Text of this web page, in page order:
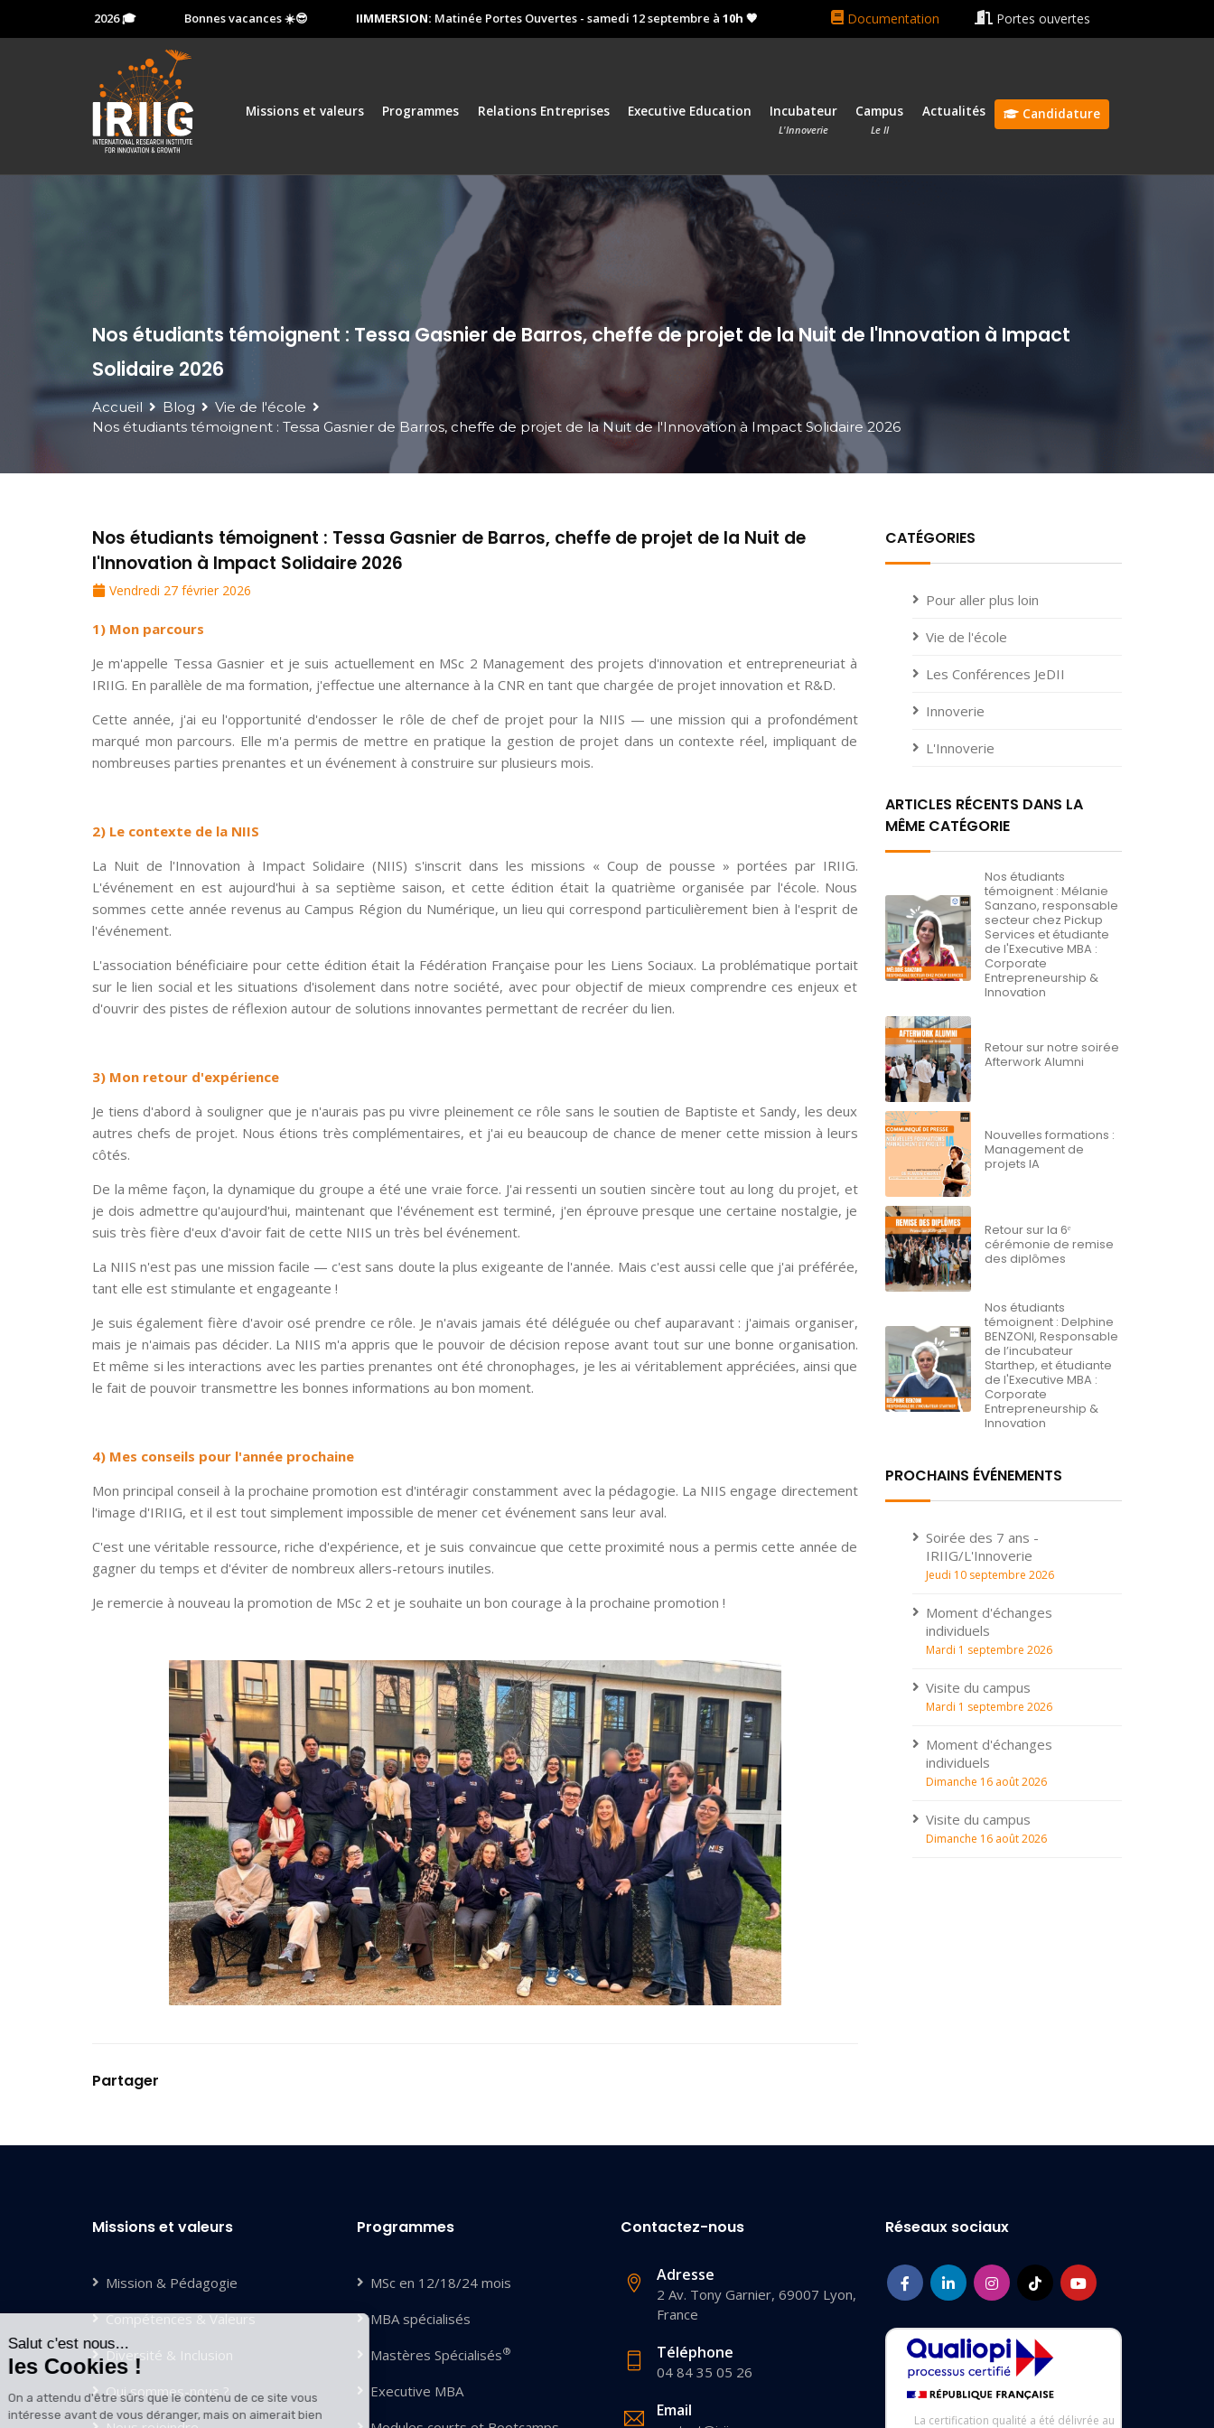
Salut c'est nous...
les Cookies !
contenu de ce site vous intéresse
avant de vous déranger, mais on aimerait bien vous
octobre 2026 🎓 Bonnes vacances ☀️😎 IIMMERSION:Matinée Portes Ouvertes - samedi 12 septembre à10h 🧡 Prochain rentrée le 13 octobre 2026 🎓 Bonnes vacances ☀️😎
Documentation Portes ouvertes
Missions et valeurs Programmes Relations Entreprises Executive Education Incubateur
L'Innoverie
Campus
Le II
Actualités Candidature
Nos étudiants témoignent : Tessa Gasnier de Barros, cheffe de projet de la Nuit de l'Innovation à Impact
Solidaire 2026
Accueil Blog
Vie de l'école
Nos étudiants témoignent : Tessa Gasnier de Barros, cheffe de projet de la Nuit de l'Innovation à Impact Solidaire 2026
Nos étudiants témoignent : Tessa Gasnier de Barros, cheffe de projet de la Nuit de
l'Innovation à Impact Solidaire 2026
Vendredi 27 février 2026
1) Mon parcours
Je m'appelle Tessa Gasnier et je suis actuellement en MSc 2 Management des projets d'innovation et entrepreneuriat à
IRIIG. En parallèle de ma formation, j'effectue une alternance à la CNR en tant que chargée de projet innovation et R&D.
Cette année, j'ai eu l'opportunité d'endosser le rôle de chef de projet pour la NIIS — une mission qui a profondément
marqué mon parcours. Elle m'a permis de mettre en pratique la gestion de projet dans un contexte réel, impliquant de
nombreuses parties prenantes et un événement à construire sur plusieurs mois.
2) Le contexte de la NIIS
La Nuit de l'Innovation à Impact Solidaire (NIIS) s'inscrit dans les missions « Coup de pousse » portées par IRIIG.
L'événement en est aujourd'hui à sa septième saison, et cette édition était la quatrième organisée par l'école. Nous
sommes cette année revenus au Campus Région du Numérique, un lieu qui correspond particulièrement bien à l'esprit de
l'événement.
L'association bénéficiaire pour cette édition était la Fédération Française pour les Liens Sociaux. La problématique portait
sur le lien social et les situations d'isolement dans notre société, avec pour objectif de mieux comprendre ces enjeux et
d'ouvrir des pistes de réflexion autour de solutions innovantes permettant de recréer du lien.
3) Mon retour d'expérience
Je tiens d'abord à souligner que je n'aurais pas pu vivre pleinement ce rôle sans le soutien de Baptiste et Sandy, les deux
autres chefs de projet. Nous étions très complémentaires, et j'ai eu beaucoup de chance de mener cette mission à leurs
côtés.
De la même façon, la dynamique du groupe a été une vraie force. J'ai ressenti un soutien sincère tout au long du projet, et
je dois admettre qu'aujourd'hui, maintenant que l'événement est terminé, j'en éprouve presque une certaine nostalgie, je
suis très fière d'eux d'avoir fait de cette NIIS un très bel événement.
La NIIS n'est pas une mission facile — c'est sans doute la plus exigeante de l'année. Mais c'est aussi celle que j'ai préférée,
tant elle est stimulante et engageante !
Je suis également fière d'avoir osé prendre ce rôle. Je n'avais jamais été déléguée ou chef auparavant : j'aimais organiser,
mais je n'aimais pas décider. La NIIS m'a appris que le pouvoir de décision repose avant tout sur une bonne organisation.
Et même si les interactions avec les parties prenantes ont été chronophages, je les ai véritablement appréciées, ainsi que
le fait de pouvoir transmettre les bonnes informations au bon moment.
4) Mes conseils pour l'année prochaine
Mon principal conseil à la prochaine promotion est d'intéragir constamment avec la pédagogie. La NIIS engage directement
l'image d'IRIIG, et il est tout simplement impossible de mener cet événement sans leur aval.
C'est une véritable ressource, riche d'expérience, et je suis convaincue que cette proximité nous a permis cette année de
gagner du temps et d'éviter de nombreux allers-retours inutiles.
Je remercie à nouveau la promotion de MSc 2 et je souhaite un bon courage à la prochaine promotion !
Partager
CATÉGORIES
Pour aller plus loin
Vie de l'école
Les Conférences JeDII
Innoverie
L'Innoverie
ARTICLES RÉCENTS DANS LA
MÊME CATÉGORIE
Nos étudiants
témoignent : Mélanie
Sanzano, responsable
secteur chez Pickup
Services et étudiante
de l'Executive MBA :
Corporate
Entrepreneurship &
Innovation
Retour sur notre soirée
Afterwork Alumni
Nouvelles formations :
Management de
projets IA
Retour sur la 6ᵉ
cérémonie de remise
des diplômes
Nos étudiants
témoignent : Delphine
BENZONI, Responsable
de l’incubateur
Starthep, et étudiante
de l'Executive MBA :
Corporate
Entrepreneurship &
Innovation
PROCHAINS ÉVÉNEMENTS
Soirée des 7 ans -
IRIIG/L'Innoverie
Jeudi 10 septembre 2026
Moment d'échanges
individuels
Mardi 1 septembre 2026
Visite du campus
Mardi 1 septembre 2026
Moment d'échanges
individuels
Dimanche 16 août 2026
Visite du campus
Dimanche 16 août 2026
Missions et valeurs
Mission & Pédagogie
Compétences & Valeurs
Diversité & Inclusion
Qui sommes-nous ?
Programmes
MSc en 12/18/24 mois
MBA spécialisés
Mastères Spécialisés®
Executive MBA
Contactez-nous
Adresse
2 Av. Tony Garnier, 69007 Lyon,
France
Téléphone
04 84 35 05 26
Email
Réseaux sociaux
La certification qualité a été délivrée au